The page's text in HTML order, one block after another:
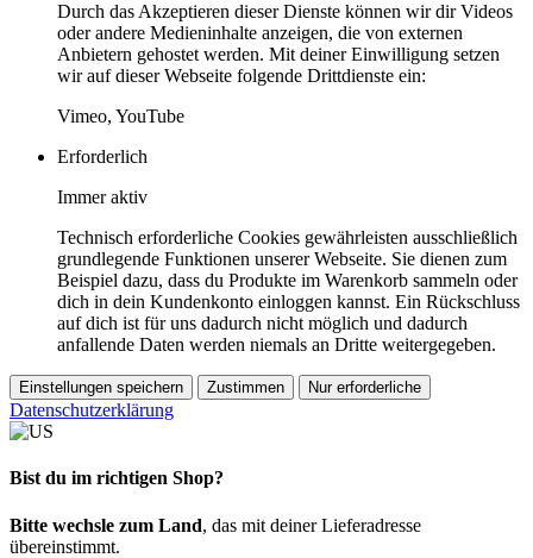
Durch das Akzeptieren dieser Dienste können wir dir Videos
oder andere Medieninhalte anzeigen, die von externen
Anbietern gehostet werden. Mit deiner Einwilligung setzen
wir auf dieser Webseite folgende Drittdienste ein:
Vimeo, YouTube
Erforderlich
Immer aktiv
Technisch erforderliche Cookies gewährleisten ausschließlich
grundlegende Funktionen unserer Webseite. Sie dienen zum
Beispiel dazu, dass du Produkte im Warenkorb sammeln oder
dich in dein Kundenkonto einloggen kannst. Ein Rückschluss
auf dich ist für uns dadurch nicht möglich und dadurch
anfallende Daten werden niemals an Dritte weitergegeben.
Einstellungen speichern Zustimmen Nur erforderliche
Datenschutzerklärung
Bist du im richtigen Shop?
Bitte wechsle zum Land, das mit deiner Lieferadresse
übereinstimmt.